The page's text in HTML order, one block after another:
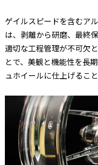
ゲイルスピードを含むア
は、剥離から研磨、最終
適切な工程管理が不可欠
とで、美観と機能性を長
ュホイールに仕上げるこ